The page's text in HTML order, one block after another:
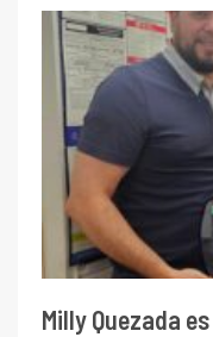
Milly Quezada